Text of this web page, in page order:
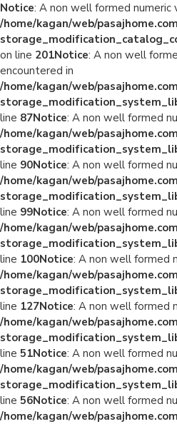
Notice: A non well formed numeric
/home/kagan/web/
on line 201Notice: A non well
encountered in
/home/kagan/web/
line 87Notice: A non well formed
/home/kagan/web/
line 90Notice: A non well formed
/home/kagan/web/
line 99Notice: A non well formed
/home/kagan/web/
line 100Notice: A non well formed
/home/kagan/web/
line 127Notice: A non well formed
/home/kagan/web/
line 51Notice: A non well formed
/home/kagan/web/
line 56Notice: A non well formed
/home/kagan/web/